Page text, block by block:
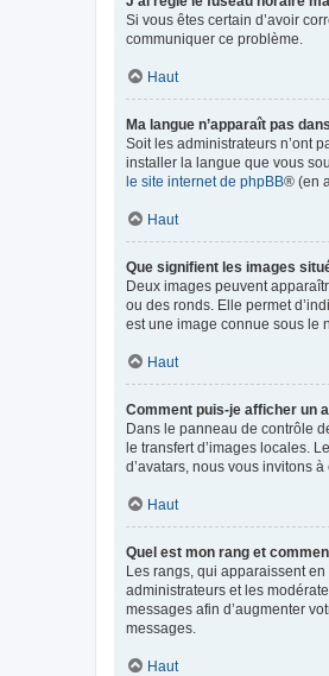
Si vous êtes certain d’avoir
communiquer ce problème.
Haut
Ma langue n’apparaît pas
Soit les administrateurs n’ont
installer la langue que vous
le site internet de phpBB® (en
Haut
Que signifient les images
Deux images peuvent
ou des ronds. Elle permet
est une image connue sous le
Haut
Comment puis-je afficher un
Dans le panneau de contrôle
le transfert d’images locales.
d’avatars, nous vous invitons
Haut
Quel est mon rang et
Les rangs, qui apparaissent
administrateurs et les
messages afin d’augmenter
messages.
Haut